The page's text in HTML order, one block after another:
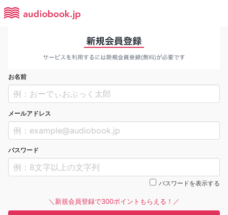
お名前
メールアドレス
パスワード
パスワードを表示する
＼新規会員登録で300ポイントもらえる！／